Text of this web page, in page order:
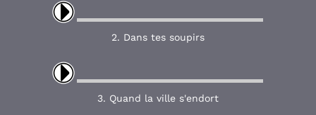
2. Dans tes soupirs
3. Quand la ville s'endort